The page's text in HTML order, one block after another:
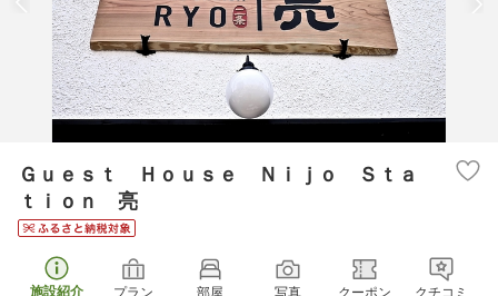
Ｇｕｅｓｔ Ｈｏｕｓｅ Ｎｉｊｏ Ｓｔａ
ｔｉｏｎ 亮
施設紹介 プラン 部屋 写真 クーポン クチコミ